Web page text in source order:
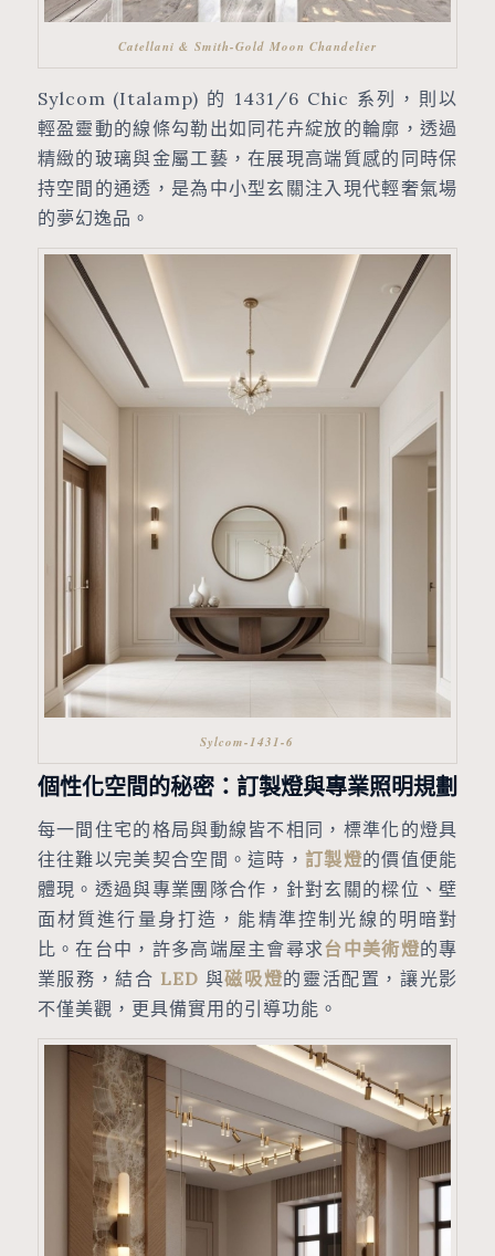
Catellani & Smith-Gold Moon Chandelier
Sylcom (Italamp) 的 1431/6 Chic 系列，則以
輕盈靈動的線條勾勒出如同花卉綻放的輪廓，透過
精緻的玻璃與金屬工藝，在展現高端質感的同時保
持空間的通透，是為中小型玄關注入現代輕奢氣場
的夢幻逸品。
Sylcom-1431-6
個性化空間的秘密：訂製燈與專業照明規劃
每一間住宅的格局與動線皆不相同，標準化的燈具
往往難以完美契合空間。這時，訂製燈的價值便能
體現。透過與專業團隊合作，針對玄關的樑位、壁
面材質進行量身打造，能精準控制光線的明暗對
比。在台中，許多高端屋主會尋求台中美術燈的專
業服務，結合 LED 與磁吸燈的靈活配置，讓光影
不僅美觀，更具備實用的引導功能。